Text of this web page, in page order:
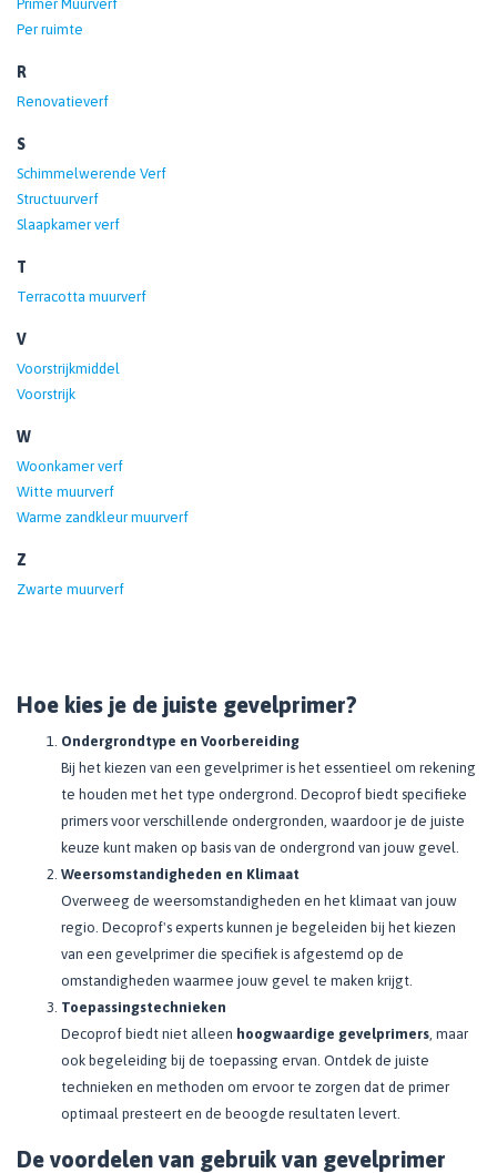
Primer Muurverf
Per ruimte
R
Renovatieverf
S
Schimmelwerende Verf
Structuurverf
Slaapkamer verf
T
Terracotta muurverf
V
Voorstrijkmiddel
Voorstrijk
W
Woonkamer verf
Witte muurverf
Warme zandkleur muurverf
Z
Zwarte muurverf
Hoe kies je de juiste gevelprimer?
Ondergrondtype en Voorbereiding
Bij het kiezen van een gevelprimer is het essentieel om rekening
te houden met het type ondergrond. Decoprof biedt specifieke
primers voor verschillende ondergronden, waardoor je de juiste
keuze kunt maken op basis van de ondergrond van jouw gevel.
Weersomstandigheden en Klimaat
Overweeg de weersomstandigheden en het klimaat van jouw
regio. Decoprof's experts kunnen je begeleiden bij het kiezen
van een gevelprimer die specifiek is afgestemd op de
omstandigheden waarmee jouw gevel te maken krijgt.
Toepassingstechnieken
Decoprof biedt niet alleen hoogwaardige gevelprimers, maar
ook begeleiding bij de toepassing ervan. Ontdek de juiste
technieken en methoden om ervoor te zorgen dat de primer
optimaal presteert en de beoogde resultaten levert.
De voordelen van gebruik van gevelprimer